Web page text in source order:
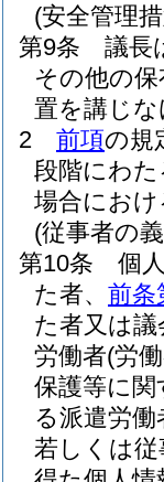
(安全管理
第9条
議長
その他の
置を講じ
2
前項の規
段階にわ
場合にお
(従事者の
第10条
個
た者、 前条
た者又は
労働者(労
保護等に関
る派遣労
若しくは